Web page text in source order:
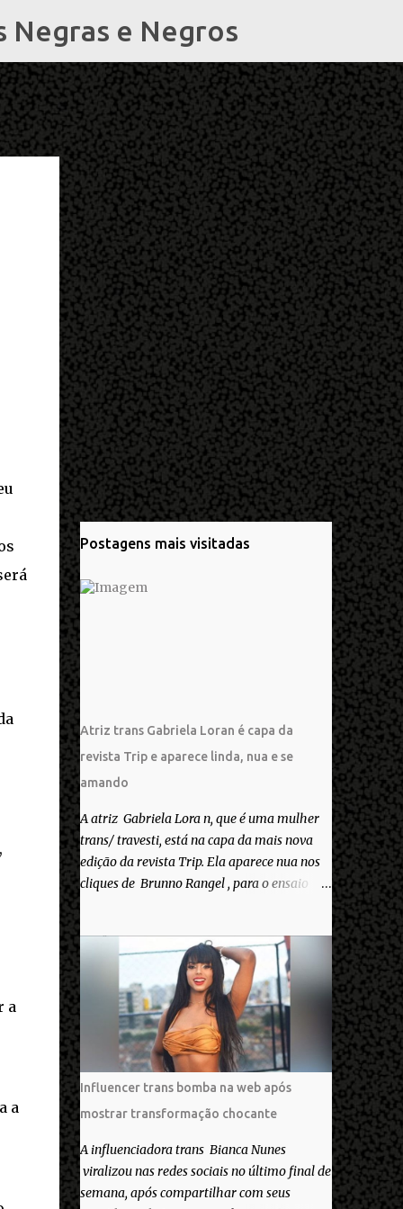
Negras e Negros
a
a
Postagens mais visitadas
Atriz trans Gabriela Loran é capa da
revista Trip e aparece linda, nua e se
amando
A atriz Gabriela Lora n, que é uma mulher
trans/ travesti, está na capa da mais nova
edição da revista Trip. Ela aparece nua nos
cliques de Brunno Rangel , para o ensaio
Pele Project, que ilustra a matéria de capa
“Você gosta do seu Corpo?”. “Finalmente
saiuuu!!! Muita felicidade e gratidão a toda
movimentação para que isso se tornasse
real. Agradeço aos lindos Bruno e Marcelo
por me convidarem para esse projeto
incrível, que fala acima de tudo sobre amor.
Todo carinho do mundo para a Dri da Trip
que foi a ponte disso tudo”, escreveu
Gabriela. Gabriela classificou a capa como
linda e a matéria que envolvem 180
histórias (e corpos nus) de gente que se
apaixonou pela própria pele – como
extraordinária. O Pele Projetc tem como
Influencer trans bomba na web após
mostrar transformação chocante
A influenciadora trans Bianca Nunes
viralizou nas redes sociais no último final de
semana, após compartilhar com seus